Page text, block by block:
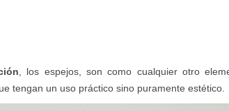
, los espejos, son como cualquier otro
tengan un uso práctico sino puramente estético.